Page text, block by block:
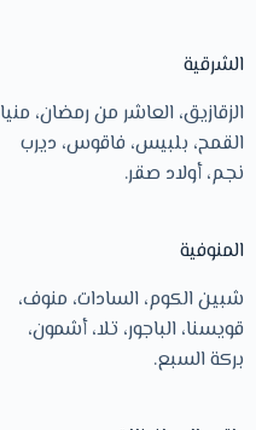
الشرقية
الزقازيق، العاشر من رمضان، منيا
القمح، بلبيس، فاقوس، ديرب
نجم، أولاد صقر.
المنوفية
شبين الكوم، السادات، منوف،
قويسنا، الباجور، تلا، أشمون،
بركة السبع.